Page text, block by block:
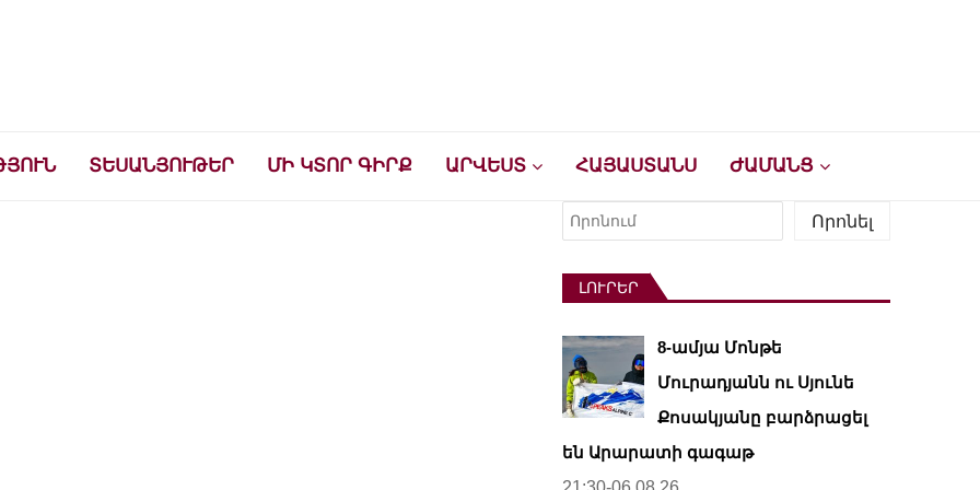
ՏԵՍԱՆՅՈՒԹԵՐ ՄԻ ԿՏՈՐ ԳԻՐՔ ԱՐՎԵՍՏ ՀԱՅԱՍՏԱՆՍ ԺԱՄԱՆՑ
Որոնել
Որոնել
ԼՈՒՐԵՐ
8-ամյա Մոնթե
Մուրադյանն ու Սյունե
Քոսակյանը բարձրացել
են Արարատի գագաթ